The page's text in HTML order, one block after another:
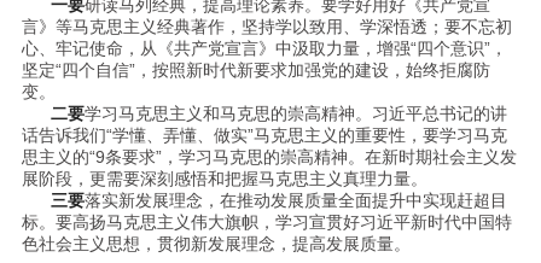
一要研读马列经典，提高理论素养。要学好用好《共产党宣
言》等马克思主义经典著作，坚持学以致用、学深悟透；要不忘初
心、牢记使命，从《共产党宣言》中汲取力量，增强“四个意识”，
坚定“四个自信”，按照新时代新要求加强党的建设，始终拒腐防
变。
二要学习马克思主义和马克思的崇高精神。习近平总书记的讲
话告诉我们“学懂、弄懂、做实”马克思主义的重要性，要学习马克
思主义的“9条要求”，学习马克思的崇高精神。在新时期社会主义发
展阶段，更需要深刻感悟和把握马克思主义真理力量。
三要落实新发展理念，在推动发展质量全面提升中实现赶超目
标。要高扬马克思主义伟大旗帜，学习宣贯好习近平新时代中国特
色社会主义思想，贯彻新发展理念，提高发展质量。